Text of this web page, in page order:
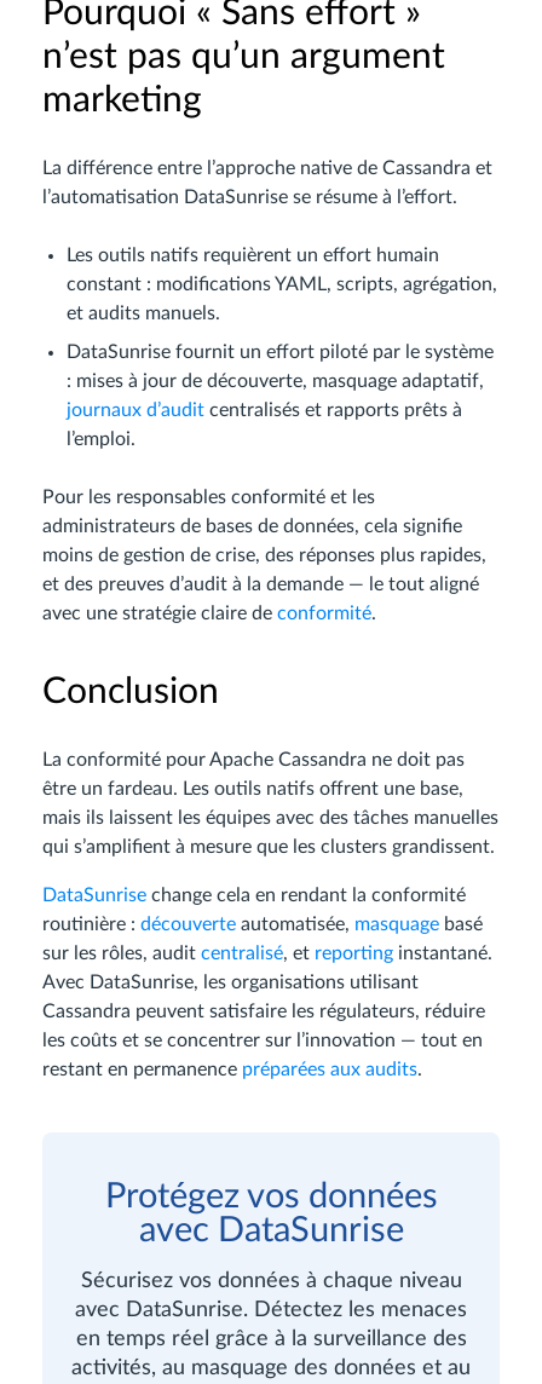
Pourquoi « Sans effort »
n’est pas qu’un argument
marketing
La différence entre l’approche native de Cassandra et
l’automatisation DataSunrise se résume à l’effort.
Les outils natifs requièrent un effort humain
constant : modifications YAML, scripts, agrégation,
et audits manuels.
DataSunrise fournit un effort piloté par le système
: mises à jour de découverte, masquage adaptatif,
journaux d’audit centralisés et rapports prêts à
l’emploi.
Pour les responsables conformité et les
administrateurs de bases de données, cela signifie
moins de gestion de crise, des réponses plus rapides,
et des preuves d’audit à la demande — le tout aligné
avec une stratégie claire de conformité.
Conclusion
La conformité pour Apache Cassandra ne doit pas
être un fardeau. Les outils natifs offrent une base,
mais ils laissent les équipes avec des tâches manuelles
qui s’amplifient à mesure que les clusters grandissent.
DataSunrise change cela en rendant la conformité
routinière : découverte automatisée, masquage basé
sur les rôles, audit centralisé, et reporting instantané.
Avec DataSunrise, les organisations utilisant
Cassandra peuvent satisfaire les régulateurs, réduire
les coûts et se concentrer sur l’innovation — tout en
restant en permanence préparées aux audits.
Protégez vos données
avec DataSunrise
Sécurisez vos données à chaque niveau
avec DataSunrise. Détectez les menaces
en temps réel grâce à la surveillance des
activités, au masquage des données et au